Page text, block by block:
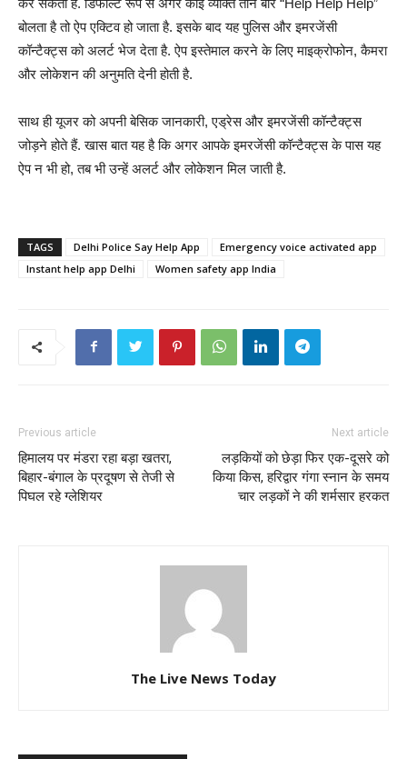
बोलता है तो ऐप एक्टिव हो जाता है. इसके बाद यह पुलिस और इमरजेंसी
कॉन्टैक्ट्स को अलर्ट भेज देता है. ऐप इस्तेमाल करने के लिए माइक्रोफोन, कैमरा
और लोकेशन की अनुमति देनी होती है.
साथ ही यूजर को अपनी बेसिक जानकारी, एड्रेस और इमरजेंसी कॉन्टैक्ट्स
जोड़ने होते हैं. खास बात यह है कि अगर आपके इमरजेंसी कॉन्टैक्ट्स के पास यह
ऐप न भी हो, तब भी उन्हें अलर्ट और लोकेशन मिल जाती है.
TAGS Delhi Police Say Help App
Emergency voice activated app
Instant help app Delhi
Women safety app India
Previous article
हिमालय पर मंडरा रहा बड़ा खतरा,
बिहार-बंगाल के प्रदूषण से तेजी से
पिघल रहे ग्लेशियर
Next article
लड़कियों को छेड़ा फिर एक-दूसरे को
किया किस, हरिद्वार गंगा स्नान के समय
चार लड़कों ने की शर्मसार हरकत
The Live News Today